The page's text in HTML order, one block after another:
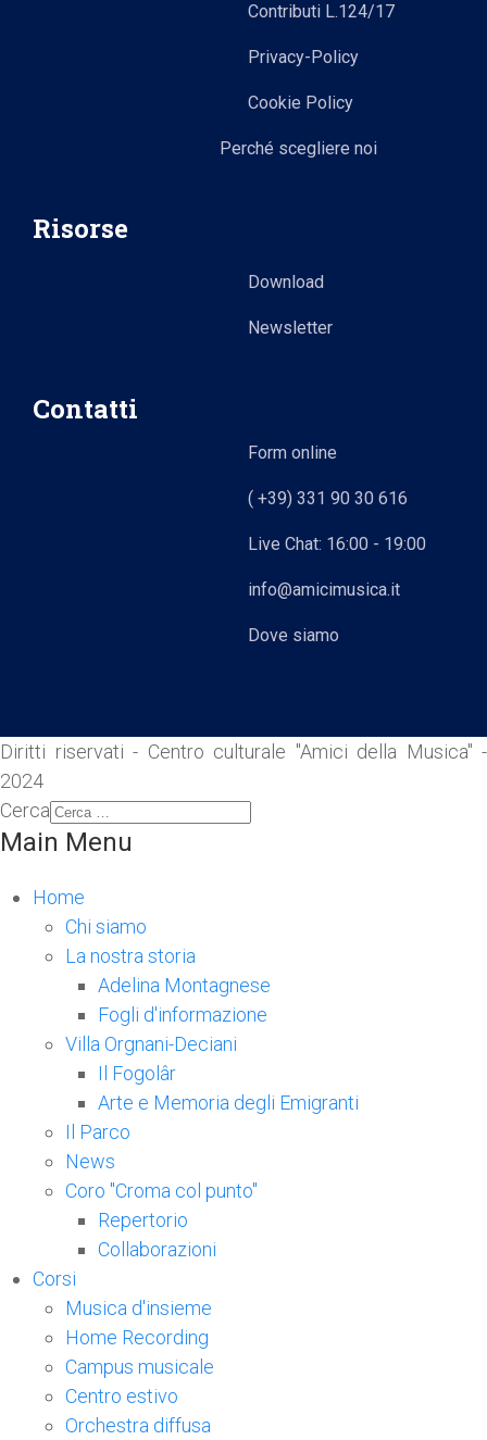
Contributi L.124/17
Privacy-Policy
Cookie Policy
Perché scegliere noi
Risorse
Download
Newsletter
Contatti
Form online
( +39) 331 90 30 616
Live Chat: 16:00 - 19:00
info@amicimusica.it
Dove siamo
Diritti riservati - Centro culturale "Amici della Musica" -
2024
Cerca
Main Menu
Home
Chi siamo
La nostra storia
Adelina Montagnese
Fogli d'informazione
Villa Orgnani-Deciani
Il Fogolâr
Arte e Memoria degli Emigranti
Il Parco
News
Coro "Croma col punto"
Repertorio
Collaborazioni
Corsi
Musica d'insieme
Home Recording
Campus musicale
Centro estivo
Orchestra diffusa